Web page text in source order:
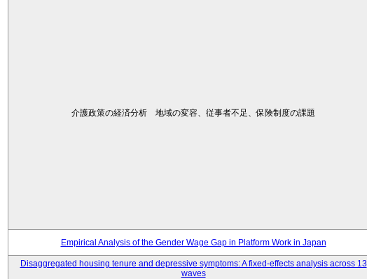
介護政策の経済分析 地域の変容、従事者不足、保険制度の課題
Empirical Analysis of the Gender Wage Gap in Platform Work in Japan
Disaggregated housing tenure and depressive symptoms: A fixed-effects analysis across 13
waves